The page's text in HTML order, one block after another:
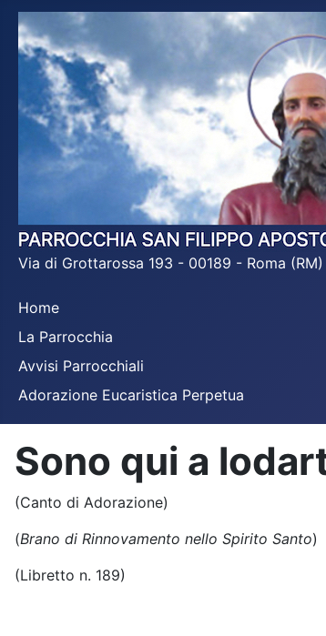
Via di Grottarossa 193 - 00189 - Roma
Home
La Parrocchia
Avvisi Parrocchiali
Adorazione Eucaristica Perpetua
Sono qui a
(Canto di Adorazione)
(Brano di Rinnovamento nello Spirito Santo)
(Libretto n. 189)